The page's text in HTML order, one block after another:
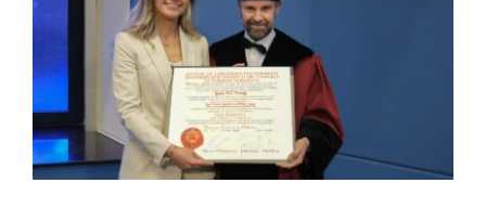
MOOI kliniek presenteert onderzoek
naar BII: de resultaten
Borstimplantaten verwijderen Borstvergroting